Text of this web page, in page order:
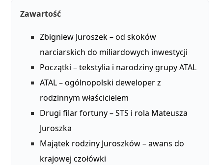
Zawartość
Zbigniew Juroszek – od skoków
narciarskich do miliardowych inwestycji
Początki – tekstylia i narodziny grupy ATAL
ATAL – ogólnopolski deweloper z
rodzinnym właścicielem
Drugi filar fortuny – STS i rola Mateusza
Juroszka
Majątek rodziny Juroszków – awans do
krajowej czołówki